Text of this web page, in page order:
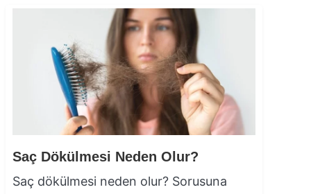
Saç Dökülmesi Neden Olur?
Saç dökülmesi neden olur? Sorusuna